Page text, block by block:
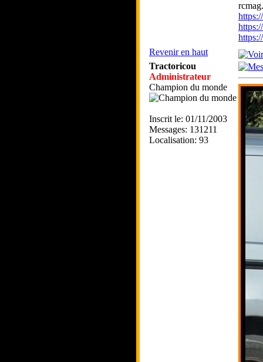
Revenir en haut
Tractoricou
Administrateur
Champion du monde
Inscrit le: 01/11/2003
Messages: 131211
Localisation: 93